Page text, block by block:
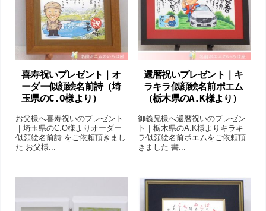
喜寿祝いプレゼント｜オ
ーダー似顔絵名前詩（埼
玉県のC.O様より ）
お父様へ喜寿祝いのプレゼント
｜埼玉県のC.O様よりオーダー
似顔絵名前詩 をご依頼頂きまし
た お父様...
還暦祝いプレゼント｜キ
ラキラ似顔絵名前ポエム
（栃木県のA.K様より ）
御義兄様へ還暦祝いのプレゼン
ト｜栃木県のA.K様よりキラキ
ラ似顔絵名前ポエムをご依頼頂
きました 書...